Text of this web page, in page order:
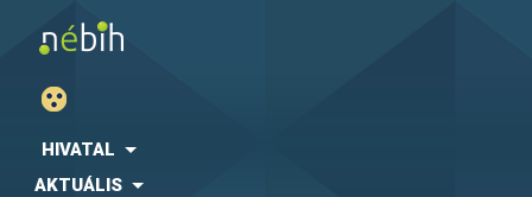
HIVATAL
AKTUÁLIS